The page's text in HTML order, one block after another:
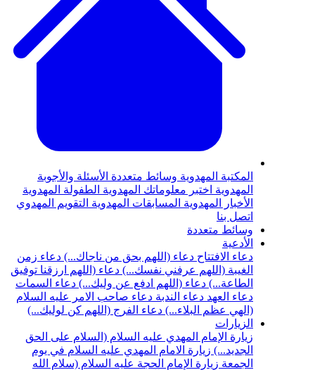
المكتبة المهدوية وسائط متعددة الأسئلة والأجوبة
المهدوية اختبر معلوماتك المهدوية الطفولة المهدوية
الأخبار المهدوية المسابقات المهدوية التقويم المهدوي
اتصل بنا
وسائط متعددة
الأدعية
دعاء الافتتاح دعاء (اللهم بحق من ناجاك...) دعاء زمن
الغيبة (اللهم عرفني نفسك...) دعاء (اللهم ارزقنا توفيق
الطاعة...) دعاء (اللهم ادفع عن وليك...) دعاء السمات
دعاء العهد دعاء الندبة دعاء صاحب الامر عليه السلام
(الهي عظم البلاء...) دعاء الفرج (اللهم كن لوليك...)
الزيارات
زيارة الإمام المهدي عليه السلام (السلام على الحق
الجديد...) زيارة الامام المهدي عليه السلام في يوم
الجمعة زيارة الإمام الحجة عليه السلام (سلام الله